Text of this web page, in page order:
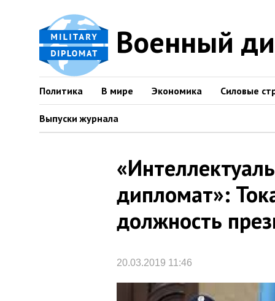
Военный
Политика В мире Экономика Силовые
Выпуски журнала
дипломат»:
должность
20.03.2019 11:46